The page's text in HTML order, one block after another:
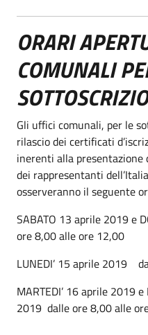
ORARI
COMUNALI
Gli uffici comunali, per le
rilascio dei certificati
inerenti alla presentazione
dei rappresentanti
osserveranno il seguente
SABATO 13 aprile 2019 e
ore 8,00 alle ore 12,00
LUNEDI’ 15 aprile 2019
MARTEDI’ 16 aprile 2019
2019 dalle ore 8,00 alle